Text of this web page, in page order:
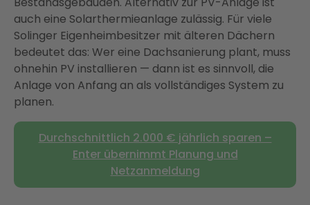
auch eine Solarthermieanlage zulässig. Für viele
Solinger Eigenheimbesitzer mit älteren Dächern
bedeutet das: Wer eine Dachsanierung plant, muss
ohnehin PV installieren — dann ist es sinnvoll, die
Anlage von Anfang an als vollständiges System zu
planen.
Durchschnittlich 2.000 € jährlich sparen –
Enter übernimmt Planung und
Netzanmeldung